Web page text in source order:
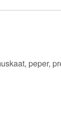
peper,